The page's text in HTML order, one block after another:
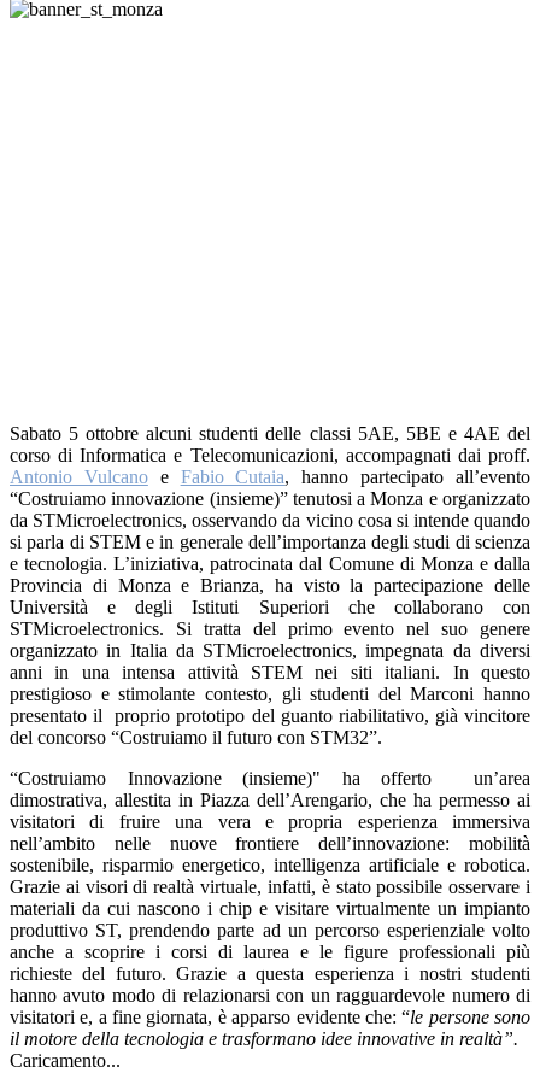
Sabato 5 ottobre alcuni studenti delle classi 5AE, 5BE e 4AE del
corso di Informatica e Telecomunicazioni, accompagnati dai proff.
Antonio Vulcanoe Fabio Cutaia, hanno partecipato all’evento
“Costruiamo innovazione (insieme)” tenutosi a Monza e organizzato
da STMicroelectronics, osservando da vicino cosa si intende quando
si parla di STEM e in generale dell’importanza degli studi di scienza
e tecnologia. L’iniziativa, patrocinata dal Comune di Monza e dalla
Provincia di Monza e Brianza, ha visto la partecipazione delle
Università e degli Istituti Superiori che collaborano con
STMicroelectronics. Si tratta del primo evento nel suo genere
organizzato in Italia da STMicroelectronics, impegnata da diversi
anni in una intensa attività STEM nei siti italiani. In questo
prestigioso e stimolante contesto, gli studenti del Marconi hanno
presentato il
proprio prototipo del guanto riabilitativo, già vincitore
del concorso “Costruiamo il futuro con STM32”.
“Costruiamo Innovazione (insieme)" ha offerto
un’area
dimostrativa, allestita in Piazza dell’Arengario, che ha permesso ai
visitatori di fruire una vera e propria esperienza immersiva
nell’ambito nelle nuove frontiere dell’innovazione: mobilità
sostenibile, risparmio energetico, intelligenza artificiale e robotica.
Grazie ai visori di realtà virtuale, infatti, è stato possibile osservare i
materiali da cui nascono i chip e visitare virtualmente un impianto
produttivo ST, prendendo parte ad un percorso esperienziale volto
anche a scoprire i corsi di laurea e le figure professionali più
richieste del futuro. Grazie a questa esperienza i nostri studenti
hanno avuto modo di relazionarsi con un ragguardevole numero di
visitatori e, a fine giornata, è apparso evidente che: “le persone sono
il motore della tecnologia e trasformano idee innovative in realtà”.
Caricamento...